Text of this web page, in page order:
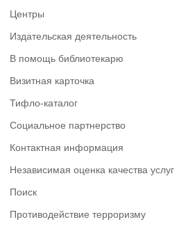
Центры
Издательская деятельность
В помощь библиотекарю
Визитная карточка
Тифло-каталог
Социальное партнерство
Контактная информация
Независимая оценка качества услуг
Поиск
Противодействие терроризму